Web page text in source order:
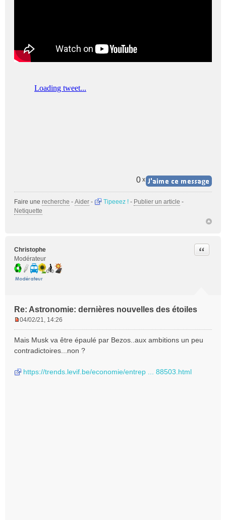
0 x
Faire une recherche - Aider - Tipeeez ! - Publier un article -
Netiquette
Christophe
Modérateur
Re: Astronomie: dernières nouvelles des étoiles
Citer
s
s
g
04/02/21, 14:26
Mais Musk va être épaulé par Bezos..aux ambitions un peu
contradictoires...non ?
https://trends.levif.be/economie/entrep ... 88503.html